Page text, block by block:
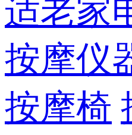
适老家
按摩仪
按摩椅